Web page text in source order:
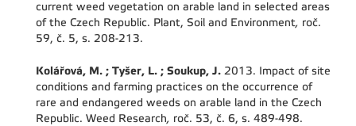
current weed vegetation on arable land in selected areas
of the Czech Republic. Plant, Soil and Environment, roč.
59, č. 5, s. 208-213.
Kolářová, M. ; Tyšer, L. ; Soukup, J. 2013. Impact of site
conditions and farming practices on the occurrence of
rare and endangered weeds on arable land in the Czech
Republic. Weed Research, roč. 53, č. 6, s. 489-498.